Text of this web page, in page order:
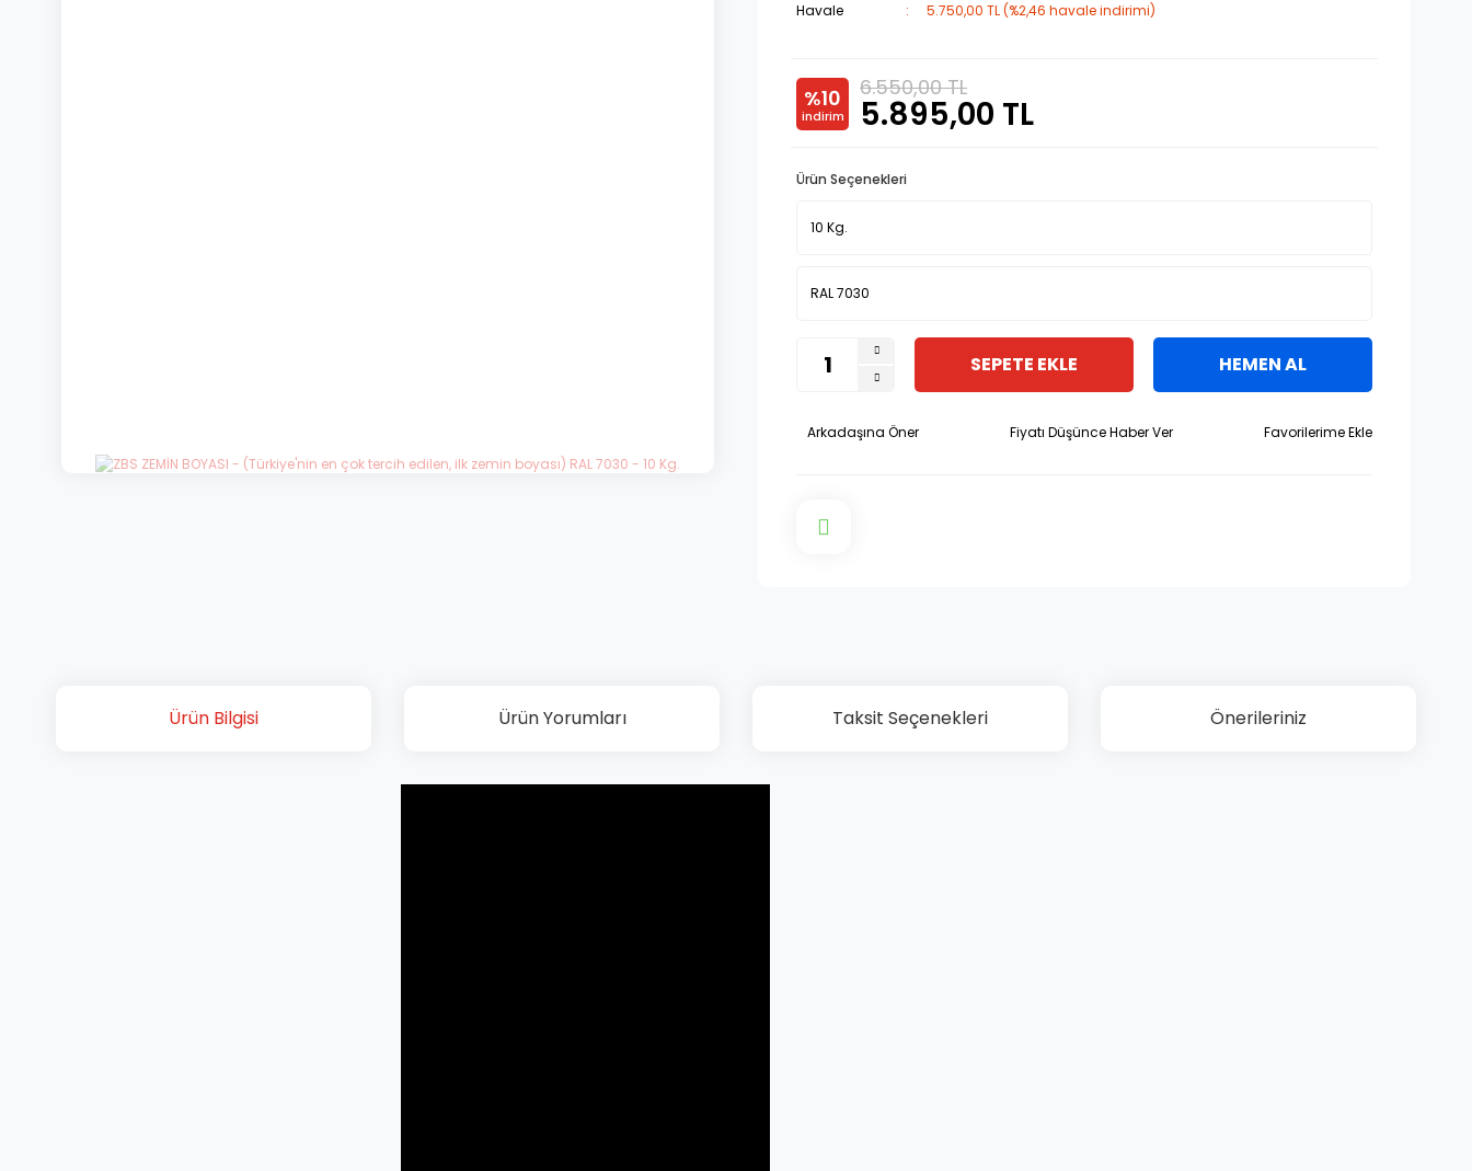
Havale
5.750,00 TL (%2,46 havale indirimi)
%10
indirim
6.550,00 TL
5.895,00 TL
Ürün Seçenekleri
SEPETE EKLE HEMEN AL
Arkadaşına Öner Fiyatı Düşünce Haber Ver
Ürün Bilgisi Ürün Yorumları Taksit Seçenekleri Önerileriniz